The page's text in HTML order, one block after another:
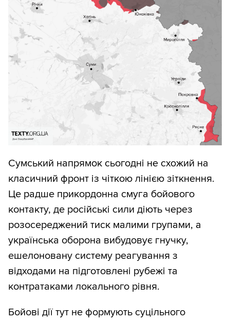
Сумський напрямок сьогодні не схожий на
класичний фронт із чіткою лінією зіткнення.
Це радше прикордонна смуга бойового
контакту, де російські сили діють через
розосереджений тиск малими групами, а
українська оборона вибудовує гнучку,
ешелоновану систему реагування з
відходами на підготовлені рубежі та
контратаками локального рівня.
Бойові дії тут не формують суцільного